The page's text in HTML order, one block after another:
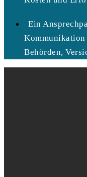
Ein
Behörden,